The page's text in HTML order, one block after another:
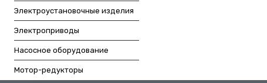
Электроустановочные изделия
Электроприводы
Насосное оборудование
Мотор-редукторы